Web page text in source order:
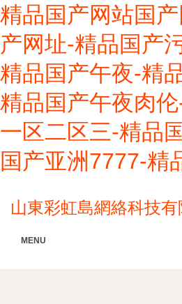
精品国产网站国
产网址-精品国产
精品国产午夜-精
精品国产午夜肉
一区二区三-精品
国产亚洲7777-精
山東彩虹島網絡科技有
MENU